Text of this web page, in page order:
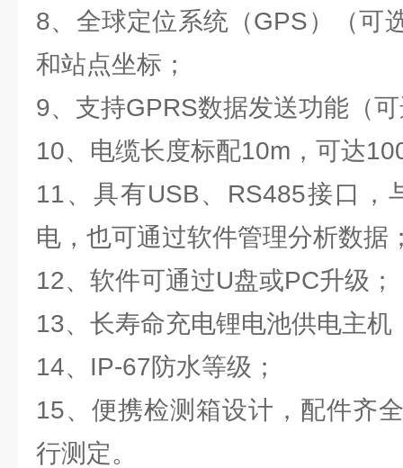
8、全球定位系统（GPS）（可
和站点坐标；
9、支持GPRS数据发送功能（
10、电缆长度标配10m，可达
11、具有USB、RS485接口，
电，也可通过软件管理分析数据
12、软件可通过U盘或PC升级；
13、长寿命充电锂电池供电主机
14、IP-67防水等级；
15、便携检测箱设计，配件齐
行测定。